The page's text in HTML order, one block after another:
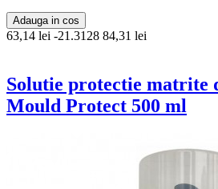
Adauga in cos
63,14 lei -21.3128 84,31 lei
Solutie protectie matrite
Mould Protect 500 ml